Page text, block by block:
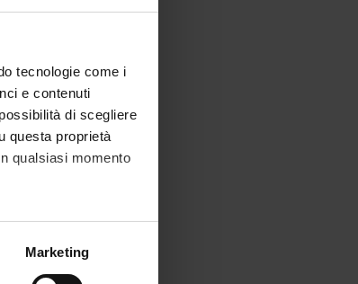
tecnologie come i
e contenuti
di scegliere
questa proprietà
qualsiasi momento
Marketing